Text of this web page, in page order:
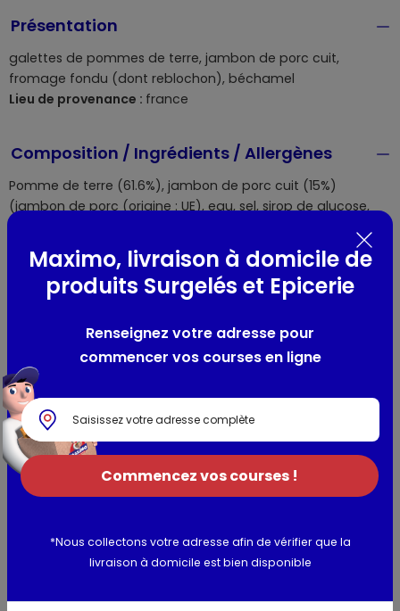
Présentation
galettes de pommes de terre, jambon de porc cuit,
fromage fondu (dont reblochon), béchamel
Lieu de provenance : france
Composition / Ingrédients / Allergènes
Pomme de terre (61.6%), jambon de porc cuit (15%)
(jambon de porc (origine : UE), eau, sel, sirop de glucose,
épices et plantes aromatiques, antioxydant : érythorbate
de sodium, conservateur : nitrite de sodium), fromage
fondu (7.7%) (FROMAGES, REBLOCHON, BEURRE, eau,
sels de fonte : acide citrique - citrates de sodium -
polyphosphates, gélifiant : carraghénanes, arôme naturel),
huiles végétales (tournesol (T), colza (Z)) selon
approvisionnement, eau, amidon de pomme de terre,
protéines de LAIT, sel, farine de BLE, dextrose, amidon de
maïs, arômes naturels, CREME en poudre, épaississant :
gomme de xanthane, gélifiant : algue eucheuma
transformée. huile végétale présente : voir la lettre au
niveau du pavé datage. Fabriqué dans un atelier utilisant
céréales contenant du gluten, lait
Maximo, livraison à domicile de
produits Surgelés et Epicerie
Renseignez votre adresse pour
commencer vos courses en ligne
Commencez vos courses !
*Nous collectons votre adresse afin de vérifier que la
livraison à domicile est bien disponible